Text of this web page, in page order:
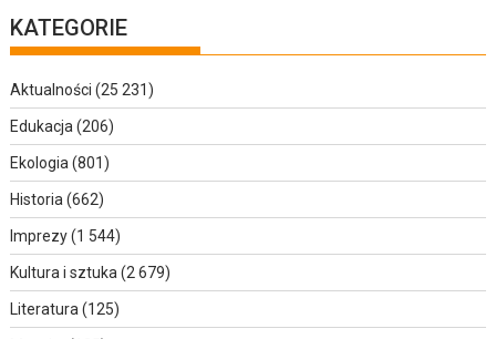
KATEGORIE
Aktualności (25 231)
Edukacja (206)
Ekologia (801)
Historia (662)
Imprezy(1 544)
Kultura i sztuka (2 679)
Literatura (125)